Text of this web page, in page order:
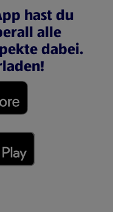
hast du
alle
dabei.